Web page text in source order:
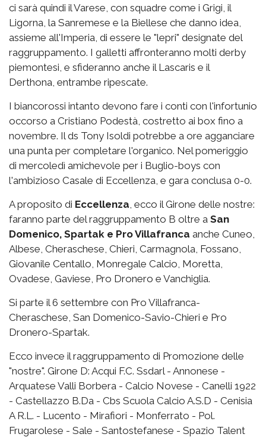
ci sarà quindi il Varese, con squadre come i Grigi, il
Ligorna, la Sanremese e la Biellese che danno idea,
assieme all'Imperia, di essere le "lepri" designate del
raggruppamento. I galletti affronteranno molti derby
piemontesi, e sfideranno anche il Lascaris e il
Derthona, entrambe ripescate.
I biancorossi intanto devono fare i conti con l'infortunio
occorso a Cristiano Podestà, costretto ai box fino a
novembre. Il ds Tony Isoldi potrebbe a ore agganciare
una punta per completare l'organico. Nel pomeriggio
di mercoledì amichevole per i Buglio-boys con
l'ambizioso Casale di Eccellenza, e gara conclusa 0-0.
A proposito di Eccellenza, ecco il Girone delle nostre:
faranno parte del raggruppamento B oltre a San
Domenico, Spartak e Pro Villafranca anche Cuneo,
Albese, Cheraschese, Chieri, Carmagnola, Fossano,
Giovanile Centallo, Monregale Calcio, Moretta,
Ovadese, Gaviese, Pro Dronero e Vanchiglia.
Si parte il 6 settembre con Pro Villafranca-
Cheraschese, San Domenico-Savio-Chieri e Pro
Dronero-Spartak.
Ecco invece il raggruppamento di Promozione delle
"nostre". Girone D: Acqui F.C. Ssdarl - Annonese -
Arquatese Valli Borbera - Calcio Novese - Canelli 1922
- Castellazzo B.Da - Cbs Scuola Calcio A.S.D - Cenisia
A R.L. - Lucento - Mirafiori - Monferrato - Pol.
Frugarolese - Sale - Santostefanese - Spazio Talent